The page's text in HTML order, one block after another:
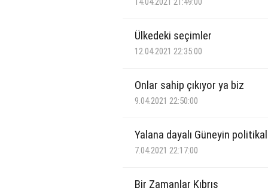
Ülkedeki seçimler
12.04.2021 22:35:00
Onlar sahip çıkıyor ya biz
9.04.2021 22:50:00
Yalana dayalı Güneyin
7.04.2021 22:17:00
Bir Zamanlar Kıbrıs